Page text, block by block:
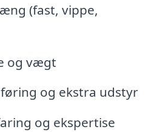
(fast, vippe,
og vægt
og ekstra udstyr
og ekspertise